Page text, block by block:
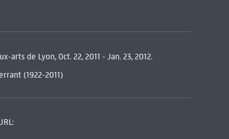
de Lyon, Oct. 22, 2011 - Jan. 23, 2012.
(1922-2011)